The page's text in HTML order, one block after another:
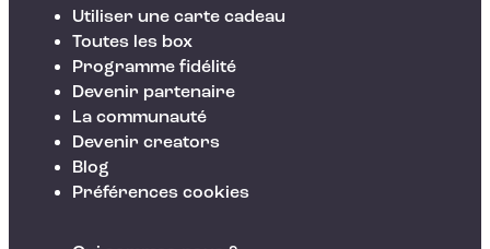
Utiliser une carte cadeau
Toutes les box
Programme fidélité
Devenir partenaire
La communauté
Devenir creators
Blog
Préférences cookies